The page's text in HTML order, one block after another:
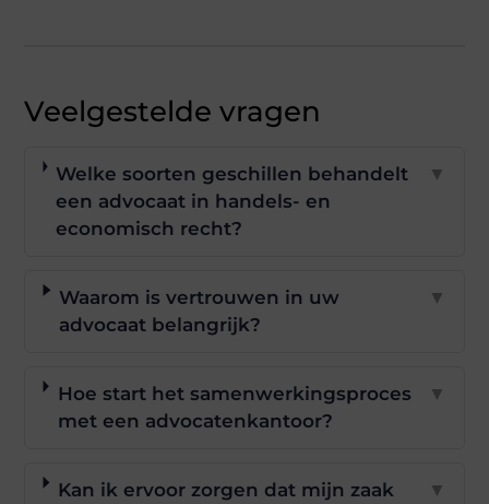
Veelgestelde vragen
Welke soorten geschillen behandelt
een advocaat in handels- en
economisch recht?
▼
Waarom is vertrouwen in uw
advocaat belangrijk?
▼
Hoe start het samenwerkingsproces
met een advocatenkantoor?
▼
Kan ik ervoor zorgen dat mijn zaak
▼